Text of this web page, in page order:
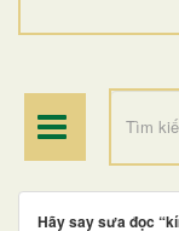
ĐIỂM HÀNH
Hãy say sưa đọc